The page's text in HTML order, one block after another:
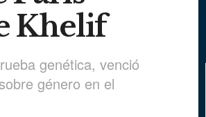
Khelif
genética, venció
género en el